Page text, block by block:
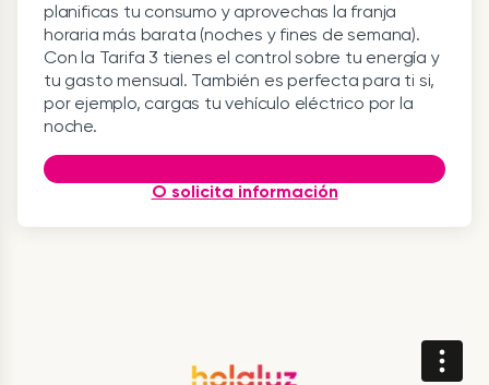
planificas tu consumo y aprovechas la franja
horaria más barata (noches y fines de semana).
Con la Tarifa 3 tienes el control sobre tu energía y
tu gasto mensual. También es perfecta para ti si,
por ejemplo, cargas tu vehículo eléctrico por la
noche.
O solicita información